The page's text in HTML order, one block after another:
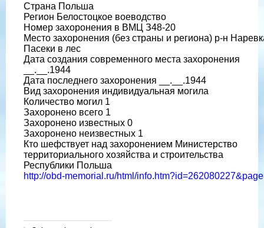
Страна Польша
Регион Белостоцкое воеводство
Номер захоронения в ВМЦ З48-20
Место захоронения (без страны и региона) р-н
Пасеки в лес
Дата создания современного места захоронения
__.__.1944
Дата последнего захоронения __.__.1944
Вид захоронения индивидуальная могила
Количество могил 1
Захоронено всего 1
Захоронено известных 0
Захоронено неизвестных 1
Кто шефствует над захоронением Министерство
территориального хозяйства и строительства
Республики Польша
http://obd-memorial.ru/html/